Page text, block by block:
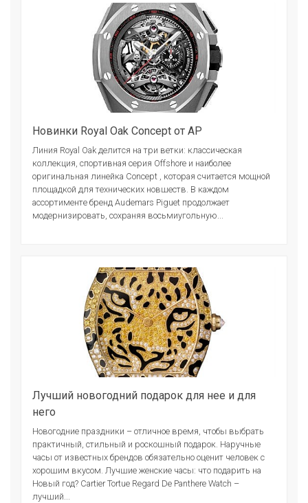
Новинки Royal Oak Concept от AP
Линия Royal Oak делится на три ветки: классическая
коллекция, спортивная серия Offshore и наиболее
оригинальная линейка Concept , которая считается мощной
площадкой для технических новшеств. В каждом
ассортименте бренд Audemars Piguet продолжает
модернизировать, сохраняя восьмиугольную...
Лучший новогодний подарок для нее и для
него
Новогодние праздники – отличное время, чтобы выбрать
практичный, стильный и роскошный подарок. Наручные
часы от известных брендов обязательно оценит человек с
хорошим вкусом. Лучшие женские часы: что подарить на
Новый год? Cartier Tortue Regard De Panthere Watch –
лучший...